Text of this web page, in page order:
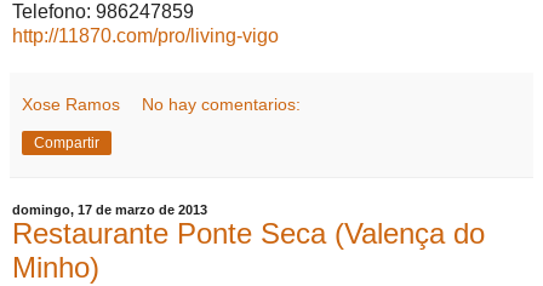
Telefono: 986247859
http://11870.com/pro/living-vigo
Xose Ramos No hay comentarios:
Compartir
domingo, 17 de marzo de 2013
Restaurante Ponte Seca (Valença do
Minho)